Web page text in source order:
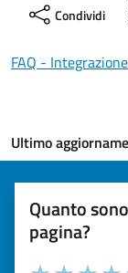
Condividi
FAQ -
Ultimo
Quanto
pagina?
Valuta la